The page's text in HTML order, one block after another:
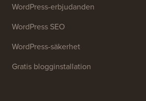
WordPress-erbjudanden
WordPress SEO
WordPress-säkerhet
Gratis blogginstallation